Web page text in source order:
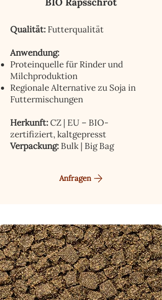
Qualität: Futterqualität
Anwendung:
Proteinquelle für Rinder und
Milchproduktion
Regionale Alternative zu Soja in
Futtermischungen
Herkunft:CZ | EU – BIO-
zertifiziert, kaltgepresst
Verpackung: Bulk | Big Bag
Anfragen